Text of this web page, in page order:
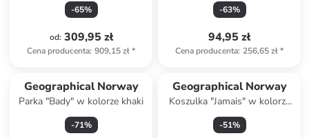
-65%
od: 309,95 zł
Cena producenta: 909,15 zł*
-63%
94,95 zł
Cena producenta: 256,65 zł*
Geographical Norway
Parka "Bady" w kolorze khaki
-71%
Geographical Norway
Koszulka "Jamais" w kolorze
turkusowym
-51%